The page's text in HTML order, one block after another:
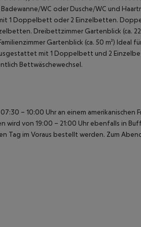
WC oder Dusche/WC und
1 Doppelbett oder 2 Einzelbetten.
Dreibettzimmer Gartenblick (ca. 22
Gartenblick (ca. 50 m²) Ideal
mit 1 Doppelbett und 2
Bettwäschewechsel.
– 10:00 Uhr an einem amerikanischen
wird von 19:00 – 21:00 Uhr ebenfalls in
Tag im Voraus bestellt werden. Zum
akzeptieren